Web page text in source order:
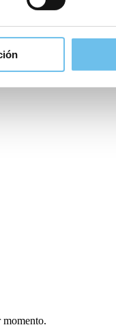
momento.